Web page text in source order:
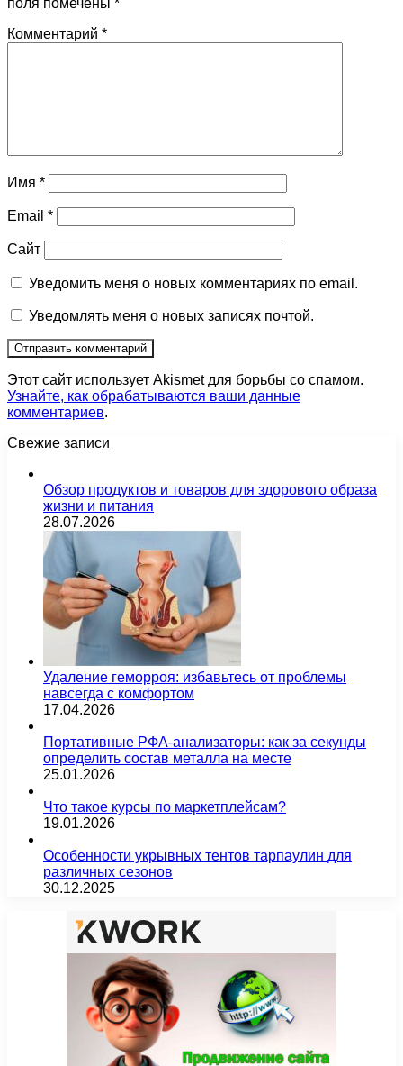
поля помечены *
Комментарий *
Имя *
Email *
Сайт
Уведомить меня о новых комментариях по email.
Уведомлять меня о новых записях почтой.
Этот сайт использует Akismet для борьбы со спамом.
Узнайте, как обрабатываются ваши данные
комментариев.
Свежие записи
Обзор продуктов и товаров для здорового образа
жизни и питания
28.07.2026
Удаление геморроя: избавьтесь от проблемы
навсегда с комфортом
17.04.2026
Портативные РФА-анализаторы: как за секунды
определить состав металла на месте
25.01.2026
Что такое курсы по маркетплейсам?
19.01.2026
Особенности укрывных тентов тарпаулин для
различных сезонов
30.12.2025